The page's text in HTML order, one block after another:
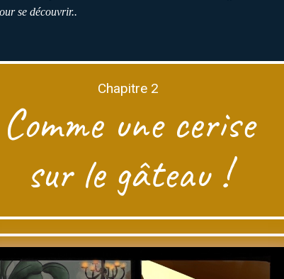
se découvrir..
Chapitre 2
Comme une cerise
sur le gâteau !